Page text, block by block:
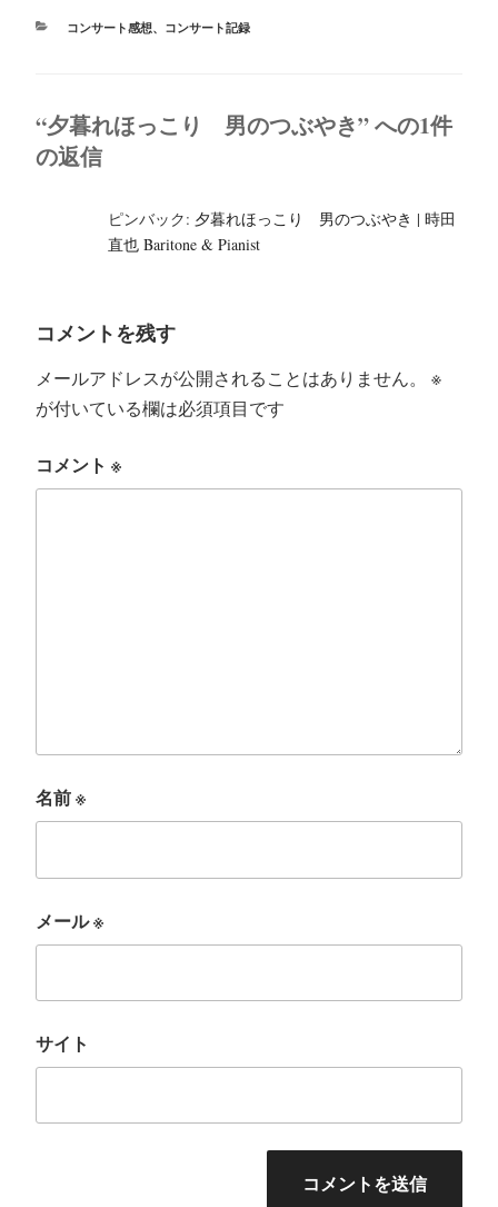
r ok
カ
コンサート感想、 コンサート記録
“夕暮れほっこり 男のつぶやき” への1件
の返信
ピンバック: 夕暮れほっこり 男のつぶやき | 時田
直也 Baritone & Pianist
コメントを残す
メールアドレスが公開されることはありません。
※
が付いている欄は必須項目です
コメント ※
名前※
メール※
サイト